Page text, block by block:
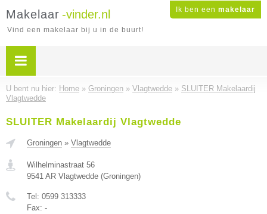
Ik ben een makelaar
Makelaar -vinder.nl
Vind een makelaar bij u in de buurt!
U bent nu hier: Home » Groningen » Vlagtwedde » SLUITER Makelaardij
Vlagtwedde
SLUITER Makelaardij Vlagtwedde
Groningen » Vlagtwedde
Wilhelminastraat 56
9541 AR Vlagtwedde (Groningen)
Tel: 0599 313333
Fax: -